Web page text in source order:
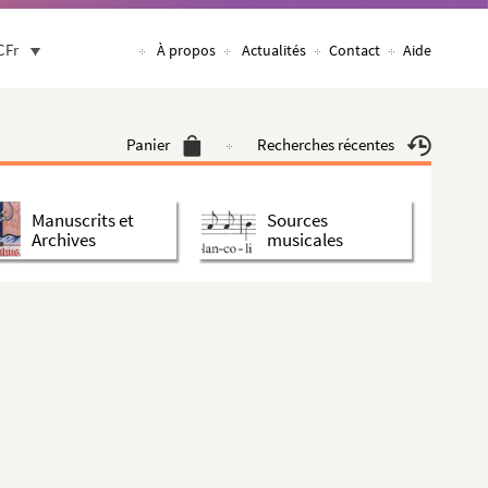
À propos Actualités Contact Aide
Panier Recherches récentes
Manuscrits et
Archives
Sources
musicales